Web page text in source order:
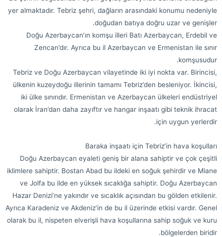
yer almaktadır. Tebriz şehri, dağların arasındaki konumu nedeniyle
doğudan batıya doğru uzar ve genişler.
Doğu Azerbaycan’ın komşu illeri Batı Azerbaycan, Erdebil ve
Zencan’dır. Ayrıca bu il Azerbaycan ve Ermenistan ile sınır
komşusudur.
Tebriz ve Doğu Azerbaycan vilayetinde iki iyi nokta var. Birincisi,
ülkenin kuzeydoğu illerinin tamamı Tebriz’den besleniyor. İkincisi,
iki ülke sınırıdır. Ermenistan ve Azerbaycan ülkeleri endüstriyel
olarak İran’dan daha zayıftır ve hangar inşaatı gibi teknik ihracat
için uygun yerlerdir.
Baraka inşaatı için Tebriz’in hava koşulları
Doğu Azerbaycan eyaleti geniş bir alana sahiptir ve çok çeşitli
iklimlere sahiptir. Bostan Abad bu ildeki en soğuk şehirdir ve Miane
ve Jolfa bu ilde en yüksek sıcaklığa sahiptir. Doğu Azerbaycan
Hazar Denizi’ne yakındır ve sıcaklık açısından bu gölden etkilenir.
Ayrıca Karadeniz ve Akdeniz’in de bu il üzerinde etkisi vardır. Genel
olarak bu il, nispeten elverişli hava koşullarına sahip soğuk ve kuru
bölgelerden biridir.